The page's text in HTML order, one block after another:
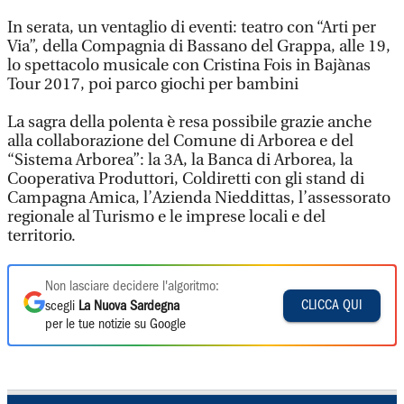
In serata, un ventaglio di eventi: teatro con “Arti per
Via”, della Compagnia di Bassano del Grappa, alle 19,
lo spettacolo musicale con Cristina Fois in Bajànas
Tour 2017, poi parco giochi per bambini
La sagra della polenta è resa possibile grazie anche
alla collaborazione del Comune di Arborea e del
“Sistema Arborea”: la 3A, la Banca di Arborea, la
Cooperativa Produttori, Coldiretti con gli stand di
Campagna Amica, l’Azienda Nieddittas, l’assessorato
regionale al Turismo e le imprese locali e del
territorio.
Non lasciare decidere l'algoritmo:
scegli La Nuova Sardegna
per le tue notizie su Google
CLICCA QUI